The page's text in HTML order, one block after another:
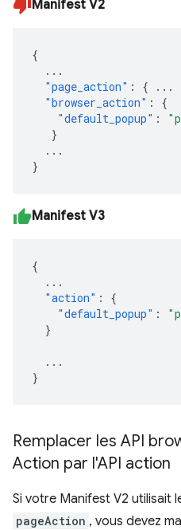
Manifest V2
{
...
"page_action" : { ...
"browser_action" :
{
"default_popup" :
}
...
}
Manifest V3
{
...
"action" :
{
"default_popup" :
}
...
}
Remplacer les API
Action par l'API action
Si votre Manifest V2 utilisait
pageAction , vous devez